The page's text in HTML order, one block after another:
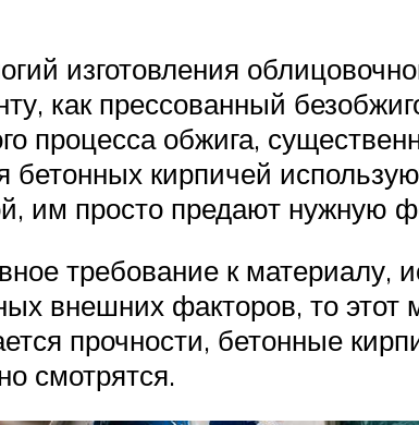
изготовления
как прессованный
процесса обжига,
бетонных кирпичей
им просто предают нужную
требование к
внешних факторов, то этот
прочности, бетонные
смотрятся.